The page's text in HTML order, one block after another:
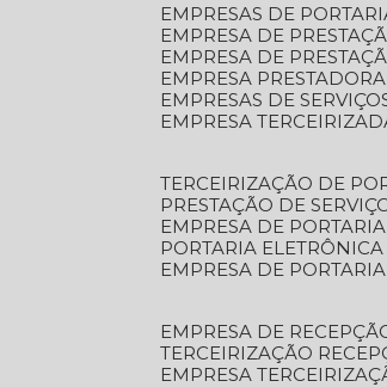
EMPRESAS DE
EMPRESA DE
EMPRESA DE
EMPRESA
EMPRESAS DE
EMPRESA
TERCEIRIZAÇÃO DE
PRESTAÇÃO DE
EMPRESA DE
PORTARIA
EMPRESA DE
EMPRESA DE
TERCEIRIZAÇÃO
EMPRESA